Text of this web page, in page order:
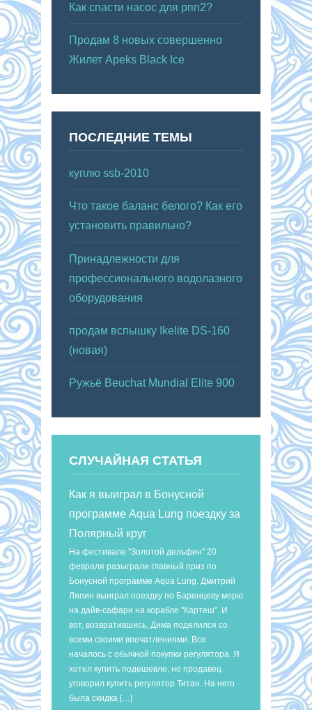
Как спасти насос для рпп2?
Продам 8 новых совершенно
Жилет Apeks Black Ice
ПОСЛЕДНИЕ ТЕМЫ
куплю ssb-2010
Что такое баланс белого? Как его
установить правильно?
Принадлежности для
профессионального водолазного
оборудования
продам вспышку Ikelite DS-160
(новая)
Ружьё Beuchat Mundial Elite 900
СЛУЧАЙНАЯ СТАТЬЯ
Как я выиграл в Бонусной
программе Aqua Lung поездку за
Полярный круг
На фестивале "Золотой дельфин" 20
февраля разыграли главный приз по
Бонусной программе Aqua Lung. Дмитрий
Ляпин выиграл поездку по Баренцеву морю
на дайв-сафари на корабле "Картеш". И
вот, возвратившись, Дима поделился со
всеми своими впечатлениями. Все
началось с обычной покупки регулятора. Я
хотел купить подешевле, но продавец
уговорил купить регулятор Титан. На него
была скидка […]